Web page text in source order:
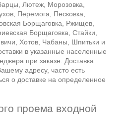
Лютеж, Морозовка,
Перемога, Песковка,
Борщаговка, Ржищев,
Борщаговка, Стайки,
Хотов, Чабаны, Шпитьки и
в указанные населенные
при заказе. Доставка
адресу, часто есть
о доставке на определенное
проема входной